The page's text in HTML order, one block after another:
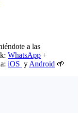
a las
WhatsApp +
iOS y Android 🌱